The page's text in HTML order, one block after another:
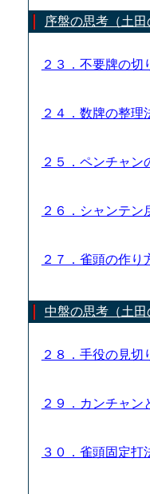
序盤の思考（土田
２３．不要牌の
２４．数牌の整
２５．ペンチャ
２６．シャンテ
２７．雀頭の作
中盤の思考（土田
２８．手役の見
２９．カンチャ
３０．雀頭固定